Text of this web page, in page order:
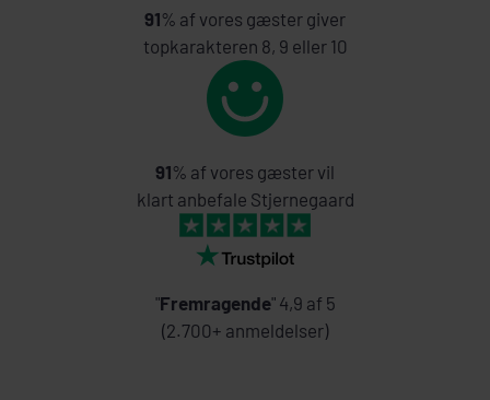
91% af vores gæster giver
topkarakteren 8, 9 eller 10
91% af vores gæster vil
klart anbefale Stjernegaard
"Fremragende" 4,9 af 5
(2.700+ anmeldelser)